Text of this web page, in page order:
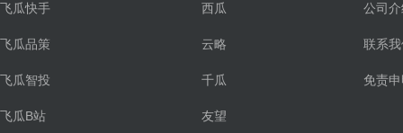
飞瓜快手
飞瓜品策
飞瓜智投
飞瓜B站
西瓜
云略
千瓜
友望
公司
联系
免责